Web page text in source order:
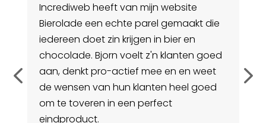
Incrediweb heeft van mijn website
Bierolade een echte parel gemaakt die
iedereen doet zin krijgen in bier en
chocolade. Bjorn voelt z'n klanten goed
aan, denkt pro-actief mee en en weet
de wensen van hun klanten heel goed
om te toveren in een perfect
eindproduct.